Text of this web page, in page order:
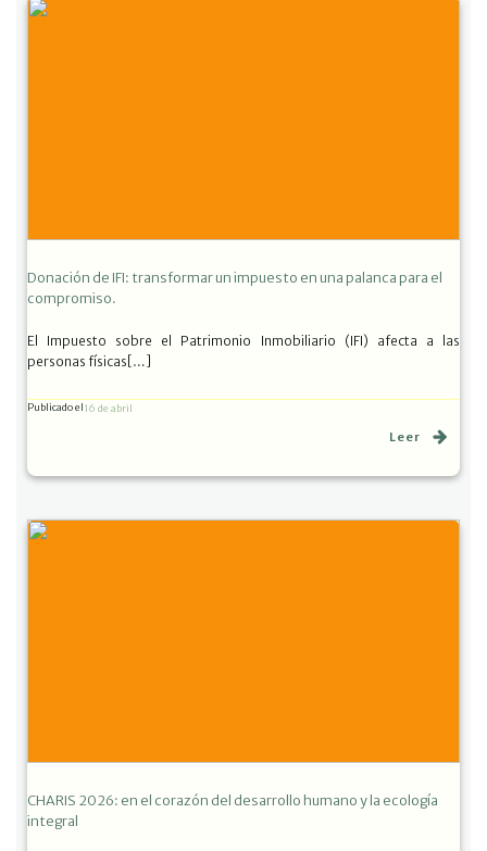
Donación de IFI: transformar un impuesto en una palanca para el
compromiso.
El Impuesto sobre el Patrimonio Inmobiliario (IFI) afecta a las
personas físicas[…]
Publicado el16 de abril
Leer
CHARIS 2026: en el corazón del desarrollo humano y la ecología
integral